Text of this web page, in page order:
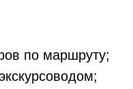
по маршруту;